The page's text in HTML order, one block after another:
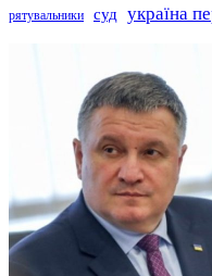
рятувальники
суд україна